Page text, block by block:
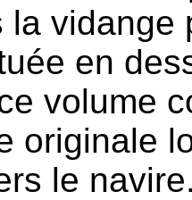
la vidange
en
volume
originale
le